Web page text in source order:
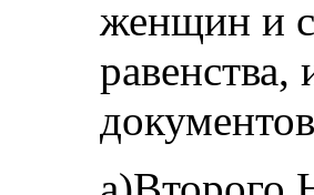
женщин и